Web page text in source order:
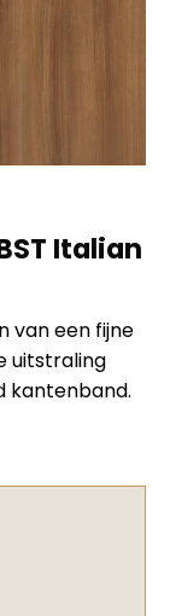
Italian
van een fijne
uitstraling
kantenband.